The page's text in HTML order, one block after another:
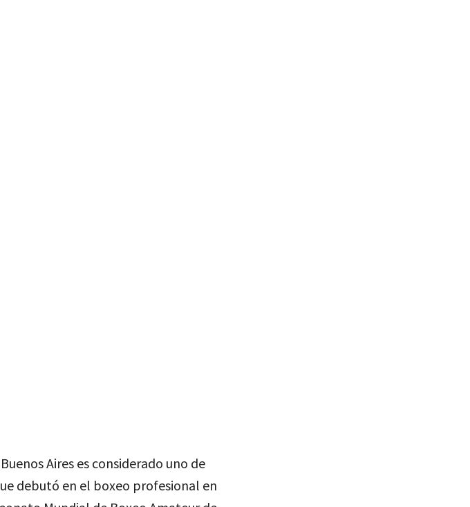
Aires es considerado uno de
debutó en el boxeo profesional en